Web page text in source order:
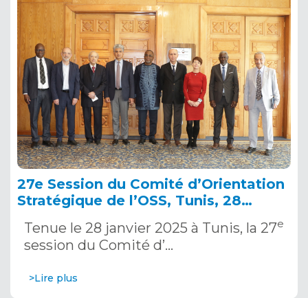
27e Session du Comité d’Orientation
Stratégique de l’OSS, Tunis, 28
Tenue le 28 janvier 2025 à Tunis, la 27e
session du Comité d’…
>Lire plus